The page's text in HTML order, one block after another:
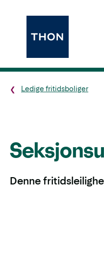
Ledige fritidsboliger
Denne